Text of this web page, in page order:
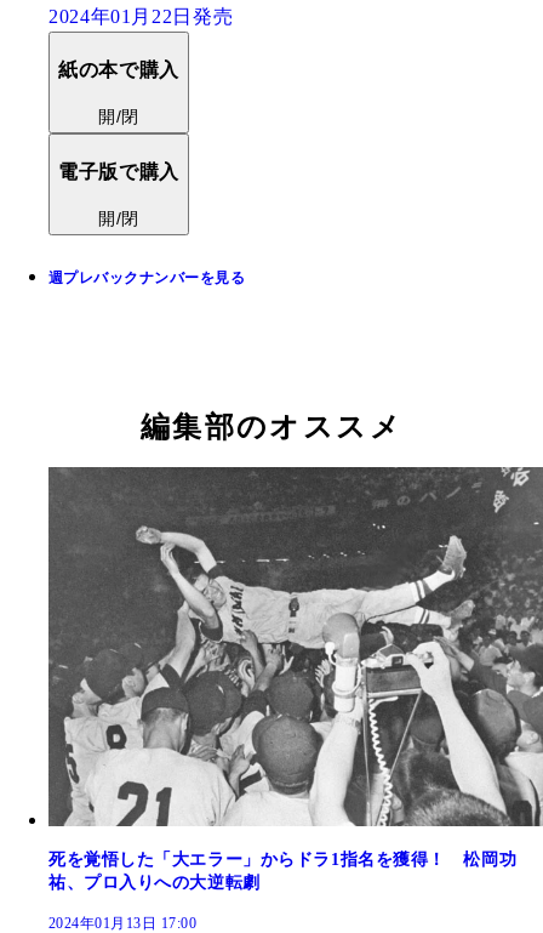
2024年01月22日発売
紙の本で購入
開/閉
電子版で購入
開/閉
週プレバックナンバーを見る
編集部のオススメ
死を覚悟した「大エラー」からドラ1指名を獲得！ 松岡功
祐、プロ入りへの大逆転劇
2024年01月13日 17:00